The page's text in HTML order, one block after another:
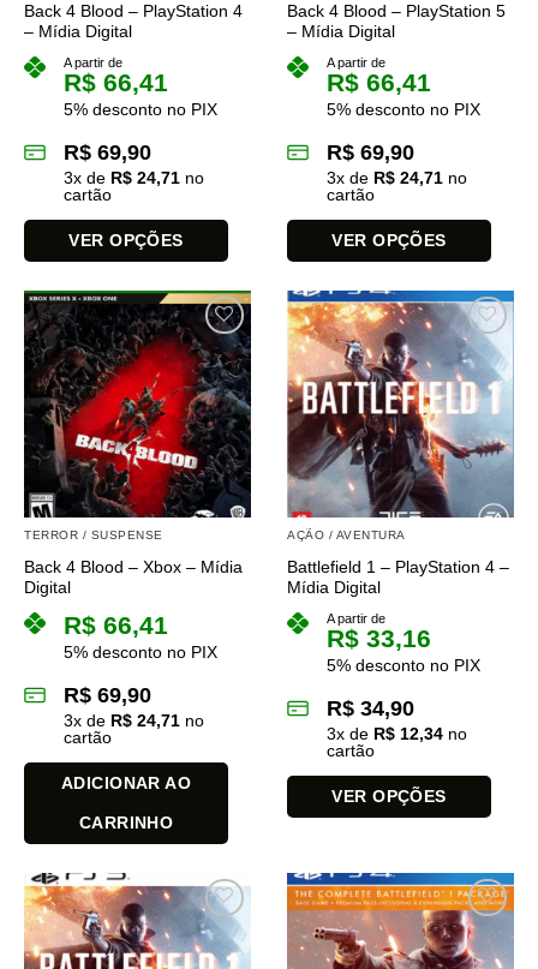
do
do
Back 4 Blood – PlayStation 4
– Mídia Digital
A partir de
R$ 66,41
5% desconto no PIX
R$ 69,90
3x de R$ 24,71 no
cartão
VER OPÇÕES
produto
tem
várias
variantes.
As
opções
podem
escolhidas
do
produto
Back 4 Blood – PlayStation 5
– Mídia Digital
A partir de
R$ 66,41
5% desconto no PIX
R$ 69,90
3x de R$ 24,71 no
cartão
VER OPÇÕES
produto
tem
várias
variantes.
As
opções
podem
ser
escolhidas
do
TERROR / SUSPENSE
Back 4 Blood – Xbox – Mídia
Digital
R$ 66,41
5% desconto no PIX
R$ 69,90
3x de R$ 24,71 no
cartão
ADICIONAR AO
CARRINHO
AÇÃO / AVENTURA
Battlefield 1 – PlayStation 4 –
Mídia Digital
A partir de
R$ 33,16
5% desconto no PIX
R$ 34,90
3x de R$ 12,34 no
cartão
VER OPÇÕES
tem
várias
variantes.
As